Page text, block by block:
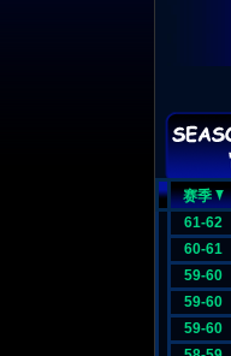
赛季
61-62
60-61
59-60
59-60
59-60